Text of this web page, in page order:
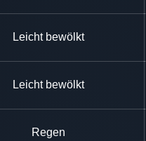
Leicht bewölkt
Leicht bewölkt
Regen